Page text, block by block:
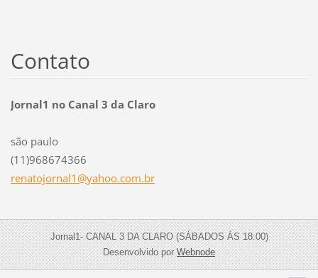
Contato
Jornal1 no Canal 3 da Claro
são paulo
(11)968674366
renatojornal1@yahoo.com.br
Jornal1- CANAL 3 DA CLARO (SÁBADOS ÁS 18:00)
Desenvolvido porWebnode